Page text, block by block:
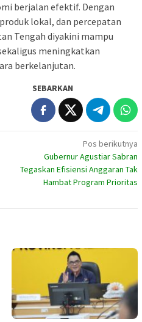
berjalan efektif. Dengan
lokal, dan percepatan
Tengah diyakini mampu
meningkatkan
berkelanjutan.
SEBARKAN
Pos berikutnya
Gubernur Agustiar Sabran
Tegaskan Efisiensi Anggaran Tak
Hambat Program Prioritas